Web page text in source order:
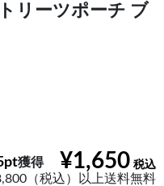
リーツポーチ ブ
¥1,650
獲得
（税込）以上送料無料